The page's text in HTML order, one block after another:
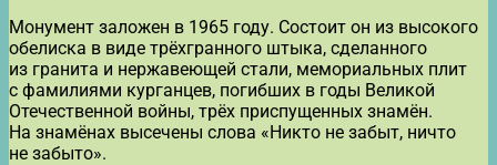
Монумент заложен в 1965 году. Состоит он из высокого
обелиска в виде трёхгранного штыка, сделанного
из гранита и нержавеющей стали, мемориальных плит
с фамилиями курганцев, погибших в годы Великой
Отечественной войны, трёх приспущенных знамён.
На знамёнах высечены слова «Никто не забыт, ничто
не забыто».